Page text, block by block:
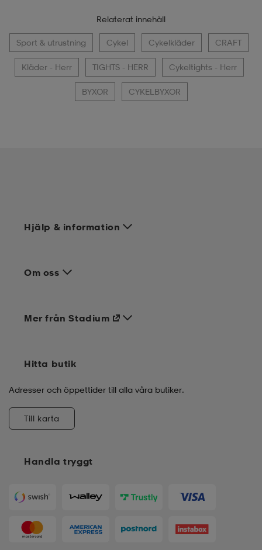
Relaterat innehåll
Sport & utrustning Cykel Cykelkläder CRAFT
Kläder - Herr TIGHTS - HERR Cykeltights - Herr
BYXOR CYKELBYXOR
Hjälp & information
Om oss
Handla tryggt
Mer från Stadium
Hitta butik
Adresser och öppettider till alla våra butiker.
Till karta